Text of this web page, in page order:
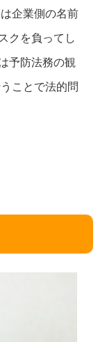
企業側の名前
クを負ってし
予防法務の観
ことで法的問